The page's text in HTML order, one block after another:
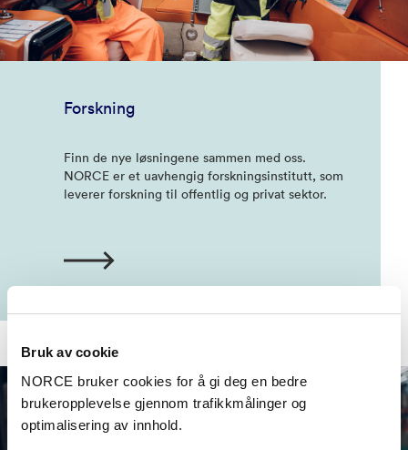
Bruk av cookie
NORCE bruker cookies for å gi deg en bedre
brukeropplevelse gjennom trafikkmålinger og
optimalisering av innhold.
Forskning
Finn de nye løsningene sammen med oss.
NORCE er et uavhengig forskningsinstitutt, som
leverer forskning til offentlig og privat sektor.